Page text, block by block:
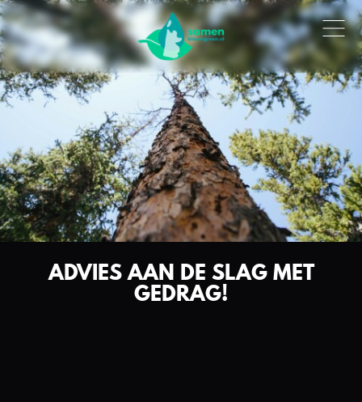
ADVIES AAN DE SLAG MET
GEDRAG!